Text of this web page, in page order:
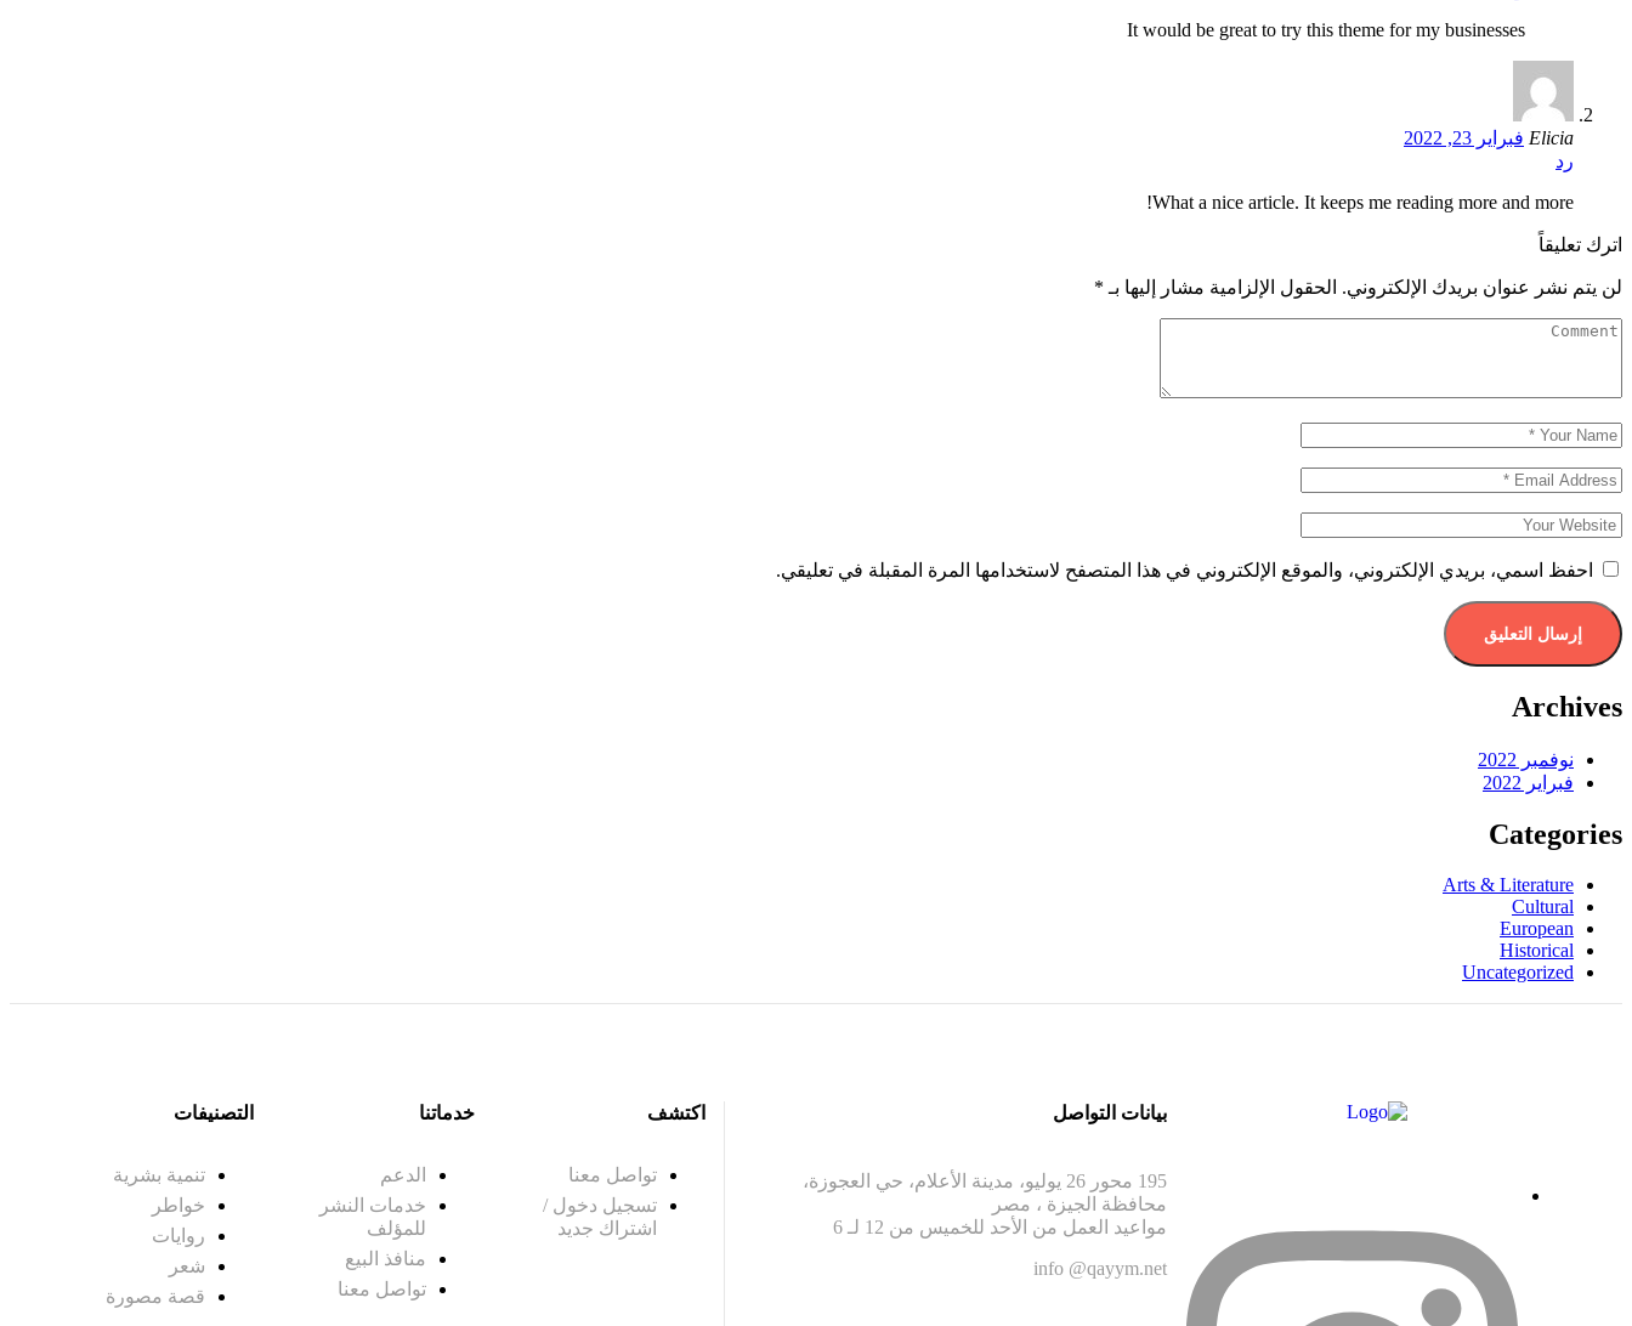
It would be great to try this theme for my businesses
Elicia فبراير 23, 2022
رد
What a nice article. It keeps me reading more and more!
اترك تعليقاً
لن يتم نشر عنوان بريدك الإلكتروني. الحقول الإلزامية مشار إليها بـ *
احفظ اسمي، بريدي الإلكتروني، والموقع الإلكتروني في هذا المتصفح لاستخدامها المرة المقبلة في تعليقي.
Archives
نوفمبر 2022
فبراير 2022
Categories
Arts & Literature
Cultural
European
Historical
Uncategorized
بيانات التواصل
195 محور 26 يوليو، مدينة الأعلام، حي العجوزة،
محافظة الجيزة ، مصر
مواعيد العمل من الأحد للخميس من 12 لـ 6
info @qayym.net
اكتشف
تواصل معنا
تسجيل دخول /
اشتراك جديد
خدماتنا
الدعم
خدمات النشر
للمؤلف
منافذ البيع
تواصل معنا
التصنيفات
تنمية بشرية
خواطر
روايات
شعر
قصة مصورة